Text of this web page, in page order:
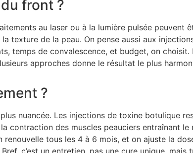
front ?
au laser ou à la lumière pulsée peuvent
texture de la peau. On pense aussi aux
temps de convalescence, et budget, on
approches donne le résultat le plus
?
nuancée. Les injections de toxine botulique
contraction des muscles peauciers entraînant le
tous les 4 à 6 mois, et on ajuste la